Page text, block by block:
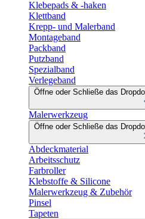
Klebepads & -haken
Klettband
Krepp- und Malerband
Montageband
Packband
Putzband
Spezialband
Verlegeband
Öffne oder Schließe das
Malerwerkzeug
Öffne oder Schließe das
Abdeckmaterial
Arbeitsschutz
Farbroller
Klebstoffe & Silicone
Malerwerkzeug & Zubehör
Pinsel
Tapeten